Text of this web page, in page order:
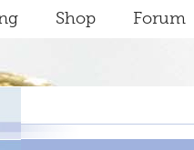
Shop Forum